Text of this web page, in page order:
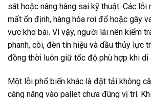
sát hoặc nâng hàng sai kỹ thuật. Các lỗi
mất ổn định, hàng hóa rơi đổ hoặc gây
vực kho bãi. Vì vậy, người lái nên kiểm
phanh, còi, đèn tín hiệu và dầu thủy lực
đồng thời luôn giữ tốc độ phù hợp khi di
Một lỗi phổ biến khác là đặt tải không
càng nâng vào pallet chưa đúng vị trí.